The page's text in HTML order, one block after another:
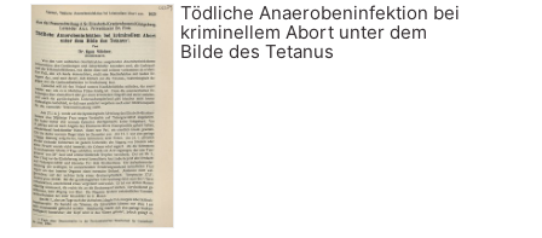
Tödliche Anaerobeninfektion bei
kriminellem Abort unter dem
Bilde des Tetanus